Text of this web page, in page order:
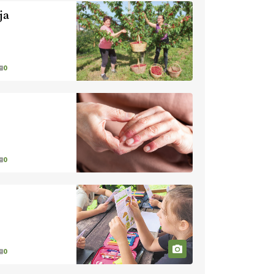
nevaren.
Varnost na kmetiji naj
bo vedno na prvem mestu.
https://t.co/RcsFHlxERk
#traktor #varnost #kmetijstvo
https://t.co/L4Er80AtXS
22.07.2026
[EKOloško = LOGIČNO ]
Za
uspešno ohranjanje travišč sta
ključna kmetijstvo
in predvsem
reja travojedih živali
. VEČ
https://t.co/YvDmY3UNng @EUAgri
#IMCAP #CAP
21.07.2026
[EKOloško = LOGIČNO
]
Pet-nat je vse bolj priljubljeno
naravno peneče vino, tudi v
Sloveniji.
VEČ
0
0
0